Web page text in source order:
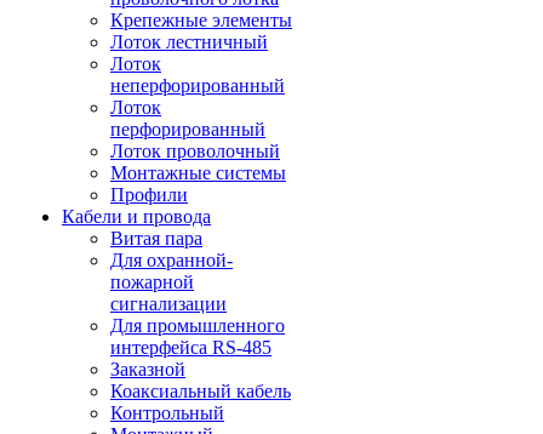
Крепежные элементы
Лоток лестничный
Лоток
неперфорированный
Лоток
перфорированный
Лоток проволочный
Монтажные системы
Профили
Кабели и провода
Витая пара
Для охранной-
пожарной
сигнализации
Для промышленного
интерфейса RS-485
Заказной
Коаксиальный кабель
Контрольный